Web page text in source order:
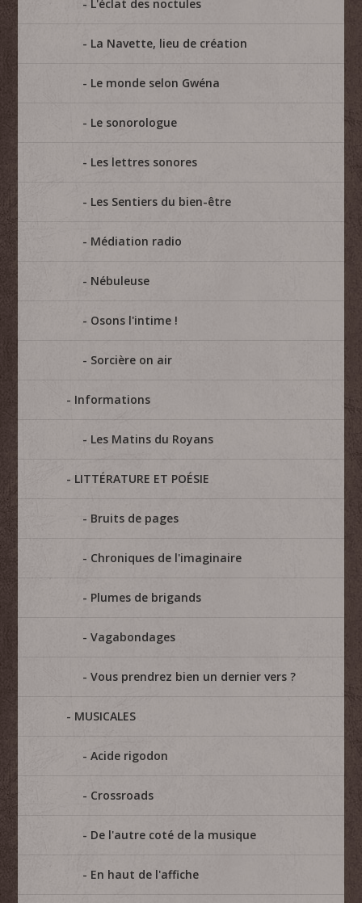
L'éclat des noctules
La Navette, lieu de création
Le monde selon Gwéna
Le sonorologue
Les lettres sonores
Les Sentiers du bien-être
Médiation radio
Nébuleuse
Osons l'intime !
Sorcière on air
Informations
Les Matins du Royans
LITTÉRATURE ET POÉSIE
Bruits de pages
Chroniques de l'imaginaire
Plumes de brigands
Vagabondages
Vous prendrez bien un dernier vers ?
MUSICALES
Acide rigodon
Crossroads
De l'autre coté de la musique
En haut de l'affiche